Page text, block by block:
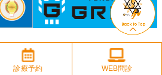
ーツクリニック All rights Reserved.
診療予約 WEB問診